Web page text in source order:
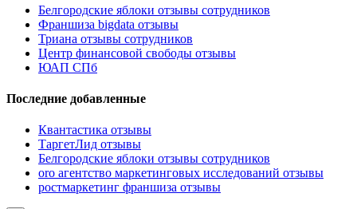
Белгородские яблоки отзывы сотрудников
Франшиза bigdata отзывы
Триана отзывы сотрудников
Центр финансовой свободы отзывы
ЮАП СПб
Последние добавленные
Квантастика отзывы
ТаргетЛид отзывы
Белгородские яблоки отзывы сотрудников
oro агентство маркетинговых исследований отзывы
ростмаркетинг франшиза отзывы